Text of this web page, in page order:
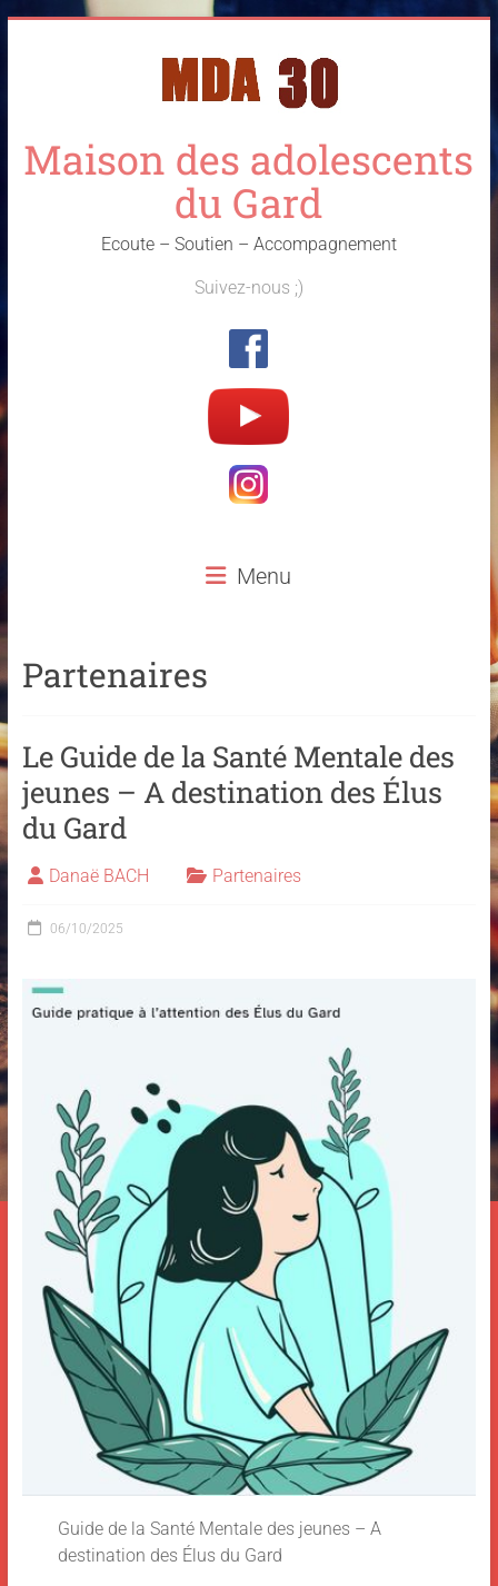
Maison des adolescents
du Gard
Ecoute – Soutien – Accompagnement
Suivez-nous ;)
Menu
Partenaires
Le Guide de la Santé Mentale des
jeunes – A destination des Élus
du Gard
Danaë BACH Partenaires
06/10/2025
Guide de la Santé Mentale des jeunes – A
destination des Élus du Gard